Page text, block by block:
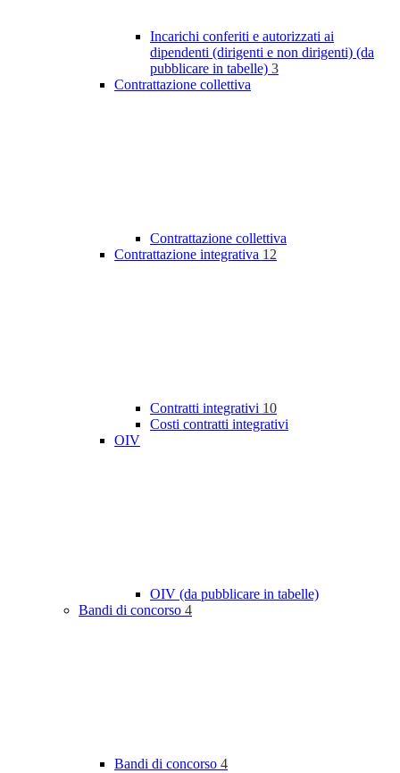
Incarichi conferiti e autorizzati ai
dipendenti (dirigenti e non dirigenti) (da
pubblicare in tabelle) 3
Contrattazione collettiva
Contrattazione collettiva
Contrattazione integrativa 12
Contratti integrativi 10
Costi contratti integrativi
OIV
OIV (da pubblicare in tabelle)
Bandi di concorso 4
Bandi di concorso 4